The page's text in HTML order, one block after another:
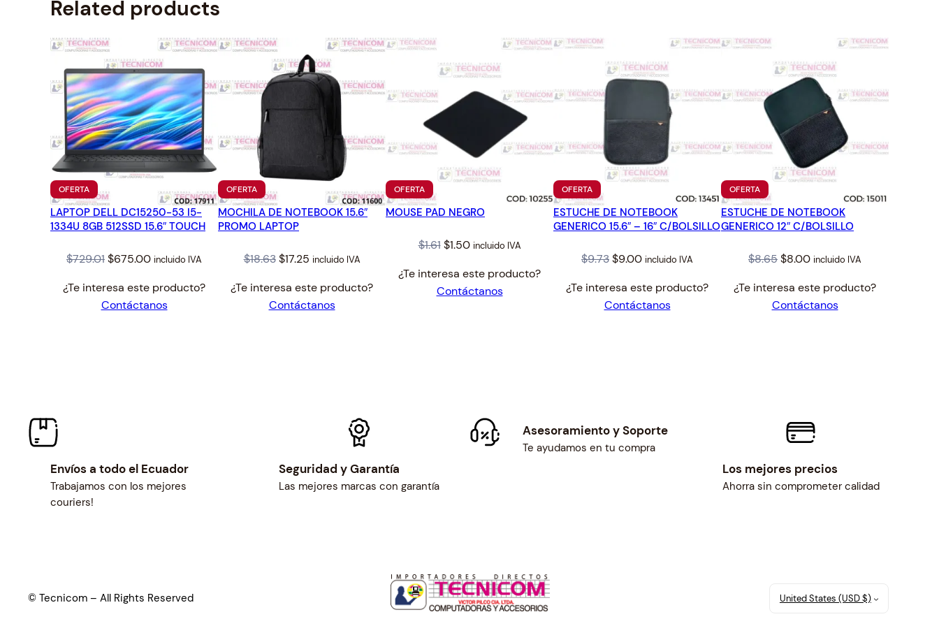
Related products
OFERTAPRODUCTO
EN
OFERTA
LAPTOP DELL DC15250-53 I5-
1334U 8GB 512SSD 15.6″ TOUCH
$729.01Original
was:
$729.01.
$675.00Current
is:
$675.00.
incluido IVA
¿Te interesa este producto?
Contáctanos
OFERTAPRODUCTO
EN
OFERTA
MOCHILA DE NOTEBOOK 15.6″
PROMO LAPTOP
$18.63 Original
was:
$18.63.
$17.25Current
is:
$17.25.
incluido IVA
¿Te interesa este producto?
Contáctanos
OFERTAPRODUCTO
EN
OFERTA
MOUSE PAD NEGRO
$1.61 Original
was:
$1.61.
$1.50Current
is:
$1.50.
incluido IVA
¿Te interesa este producto?
Contáctanos
OFERTAPRODUCTO
EN
OFERTA
ESTUCHE DE NOTEBOOK
GENERICO 15.6″ – 16″ C/BOLSILLO
$9.73Original
was:
$9.73.
$9.00Current
is:
$9.00.
incluido IVA
¿Te interesa este producto?
Contáctanos
OFERTAPRODUCTO
EN
OFERTA
ESTUCHE DE NOTEBOOK
GENERICO 12″ C/BOLSILLO
$8.65Original
was:
$8.65.
$8.00Current
is:
$8.00.
incluido IVA
¿Te interesa este producto?
Contáctanos
Envíos a todo el Ecuador
Trabajamos con los mejores
couriers!
Seguridad y Garantía
Las mejores marcas con garantía
Asesoramiento y Soporte
Te ayudamos en tu compra
Los mejores precios
Ahorra sin comprometer calidad
© Tecnicom – All Rights Reserved United States (USD $)